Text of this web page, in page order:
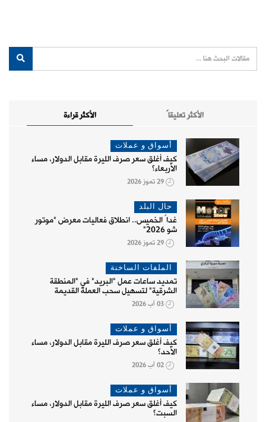
الأكثر قراءة الأكثر تعليقاً
أسواق و عملات
كيف أغلق سعر صرف الليرة مقابل الدولار، مساء
الأربعاء؟
29 تموز 2026
حال البلد
غداً الخميس.. انطلاق فعاليات معرض "موتور
شو 2026"
29 تموز 2026
الملفات الساخنة
تمديد ساعات عمل "البريد" في "المنطقة
الشرقية" لتسهيل سحب العملة القديمة
03 آب 2026
أسواق و عملات
كيف أغلق سعر صرف الليرة مقابل الدولار، مساء
الأحد؟
02 آب 2026
أسواق و عملات
كيف أغلق سعر صرف الليرة مقابل الدولار، مساء
السبت؟